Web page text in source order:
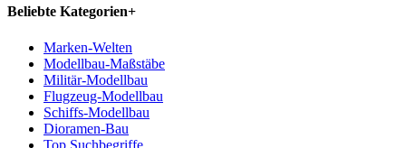
Beliebte Kategorien+
Marken-Welten
Modellbau-Maßstäbe
Militär-Modellbau
Flugzeug-Modellbau
Schiffs-Modellbau
Dioramen-Bau
Top Suchbegriffe